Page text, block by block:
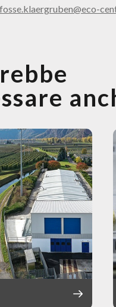
fosse.klaergruben@eco-